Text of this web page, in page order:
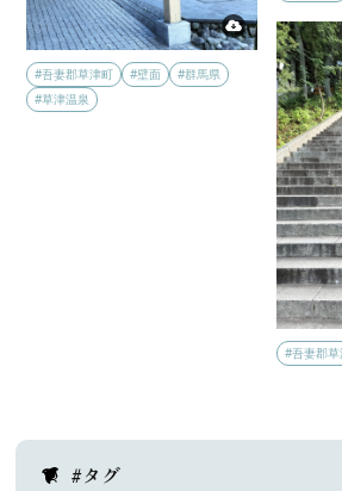
#吾妻郡草津町 #壁面
#群馬県
#草津温泉
#吾妻郡
#タグ